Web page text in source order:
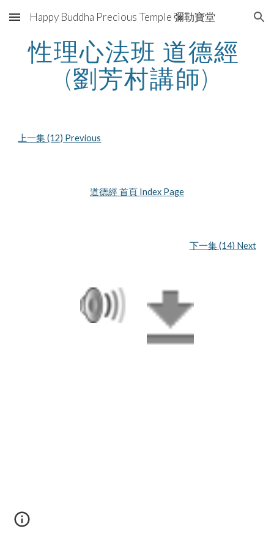
Skip to main content Skip to navigation
Happy Buddha Precious Temple 彌勒寶堂
性理心法班 道德經
(劉芳村講師)
上一集 (12) Previous
道德經 首頁 Index Page
下一集 (14) Next